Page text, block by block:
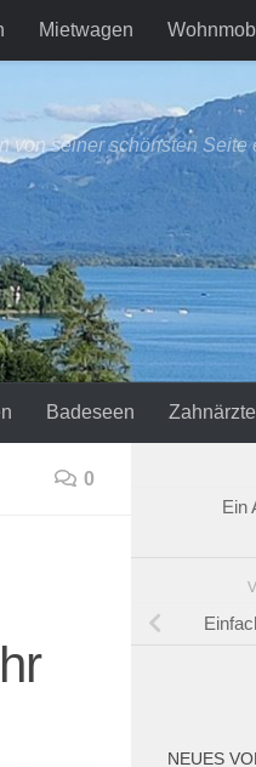
Mietwagen
von seiner schönsten Seite
Badeseen Zahnärzte
0
Ein
NEUES